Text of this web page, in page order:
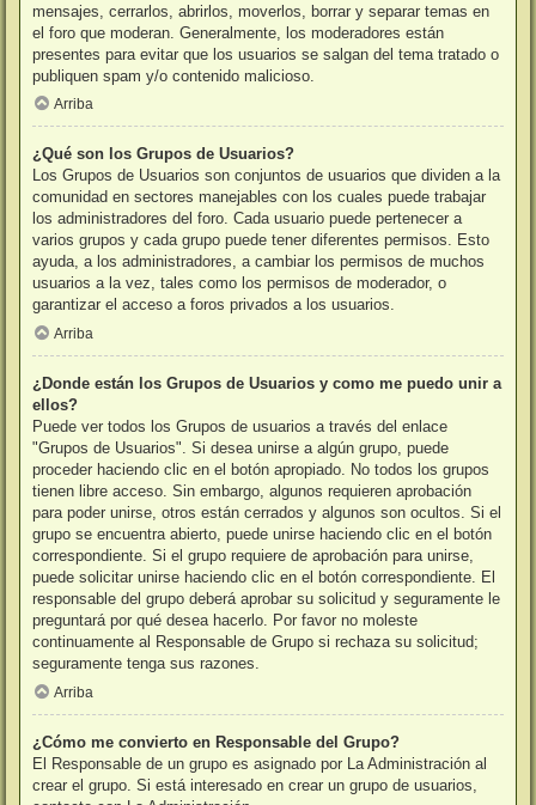
mensajes, cerrarlos, abrirlos, moverlos, borrar y separar temas en
el foro que moderan. Generalmente, los moderadores están
presentes para evitar que los usuarios se salgan del tema tratado o
publiquen spam y/o contenido malicioso.
Arriba
¿Qué son los Grupos de Usuarios?
Los Grupos de Usuarios son conjuntos de usuarios que dividen a la
comunidad en sectores manejables con los cuales puede trabajar
los administradores del foro. Cada usuario puede pertenecer a
varios grupos y cada grupo puede tener diferentes permisos. Esto
ayuda, a los administradores, a cambiar los permisos de muchos
usuarios a la vez, tales como los permisos de moderador, o
garantizar el acceso a foros privados a los usuarios.
Arriba
¿Donde están los Grupos de Usuarios y como me puedo unir a
ellos?
Puede ver todos los Grupos de usuarios a través del enlace
"Grupos de Usuarios". Si desea unirse a algún grupo, puede
proceder haciendo clic en el botón apropiado. No todos los grupos
tienen libre acceso. Sin embargo, algunos requieren aprobación
para poder unirse, otros están cerrados y algunos son ocultos. Si el
grupo se encuentra abierto, puede unirse haciendo clic en el botón
correspondiente. Si el grupo requiere de aprobación para unirse,
puede solicitar unirse haciendo clic en el botón correspondiente. El
responsable del grupo deberá aprobar su solicitud y seguramente le
preguntará por qué desea hacerlo. Por favor no moleste
continuamente al Responsable de Grupo si rechaza su solicitud;
seguramente tenga sus razones.
Arriba
¿Cómo me convierto en Responsable del Grupo?
El Responsable de un grupo es asignado por La Administración al
crear el grupo. Si está interesado en crear un grupo de usuarios,